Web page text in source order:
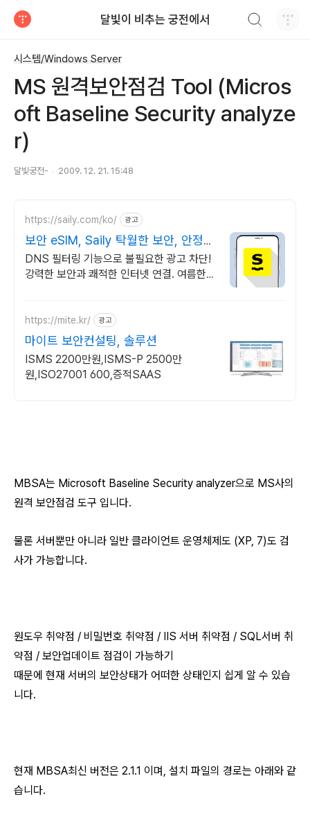
달빛이 비추는 궁전에서
시스템/Windows Server
MS 원격보안점검 Tool (Micros
oft Baseline Security analyze
r)
달빛궁전- 2009. 12. 21. 15:48
https://saily.com/ko/ 광고
보안 eSIM, Saily 탁월한 보안, 안정적
인 연결
DNS 필터링 기능으로 불필요한 광고 차단!
강력한 보안과 쾌적한 인터넷 연결. 여름한정
https://mite.kr/ 광고
마이트 보안컨설팅, 솔루션
ISMS 2200만원,ISMS-P 2500만
원,ISO27001 600,증적SAAS
MBSA는 Microsoft Baseline Security analyzer으로 MS사의
원격 보안점검 도구 입니다.
물론 서버뿐만 아니라 일반 클라이언트 운영체제도 (XP, 7)도 검
사가 가능합니다.
원도우 취약점 / 비밀번호 취약점 / IIS 서버 취약점 / SQL서버 취
약점 / 보안업데이트 점검이 가능하기
때문에 현재 서버의 보안상태가 어떠한 상태인지 쉽게 알 수 있습
니다.
현재 MBSA최신 버전은 2.1.1 이며, 설치 파일의 경로는 아래와 같
습니다.